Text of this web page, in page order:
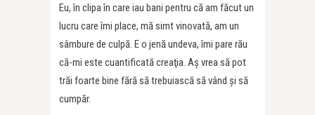
Eu, în clipa în care iau bani pentru că am făcut un
lucru care îmi place, mă simt vinovată, am un
sâmbure de culpă. E o jenă undeva, îmi pare rău
că-mi este cuantificată creaţia. Aş vrea să pot
trăi foarte bine fără să trebuiască să vând şi să
cumpăr.